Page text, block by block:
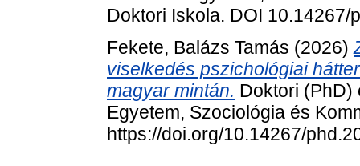
Doktori Iskola. DOI 10.14267/
Fekete, Balázs Tamás (2026)
viselkedés pszichológiai
magyar mintán. Doktori (PhD)
Egyetem, Szociológia és
https://doi.org/10.14267/